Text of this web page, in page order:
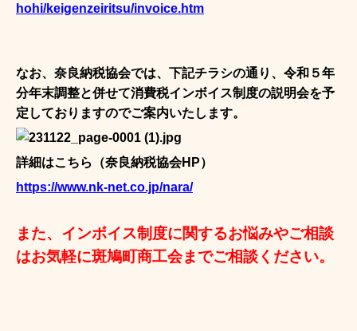
hohi/keigenzeiritsu/invoice.htm
なお、奈良納税協会では、下記チラシの通り、令和５年
分年末調整と併せて消費税インボイス制度の説明会を予
定しておりますのでご案内いたします。
詳細はこちら（奈良納税協会HP）
https://www.nk-net.co.jp/nara/
また、インボイス制度に関するお悩みやご相談
はお気軽に斑鳩町商工会までご相談ください。